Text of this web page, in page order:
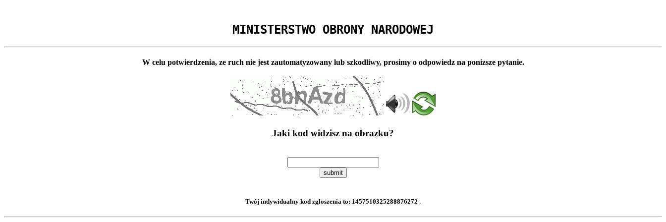
MINISTERSTWO OBRONY NARODOWEJ
W celu potwierdzenia, ze ruch nie jest zautomatyzowany lub szkodliwy, prosimy o odpowiedz na ponizsze pytanie.
Jaki kod widzisz na obrazku?
submit
Twój indywidualny kod zgloszenia to: 1457510325288876272 .